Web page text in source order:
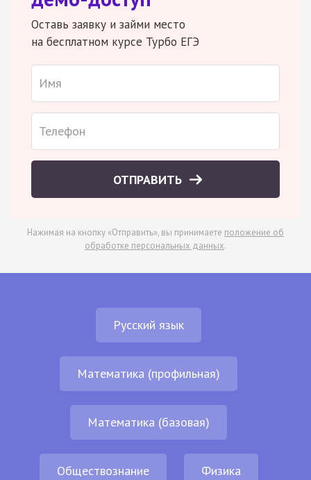
Оставь заявку и займи место
на бесплатном курсе Турбо ЕГЭ
ОТПРАВИТЬ
Нажимая на кнопку «Отправить», вы принимаете положение об
обработке персональных данных.
Русский язык
Математика (профильная)
Математика (базовая)
Обществознание Физика